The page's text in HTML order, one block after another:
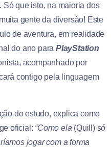
que isto, na maioria dos
gente da diversão! Este
de aventura, em realidade
do ano para PlayStation
acompanhado por
contigo pela linguagem
do estudo, explica como
oficial: “Como ela (Quill)só
jogar com a forma